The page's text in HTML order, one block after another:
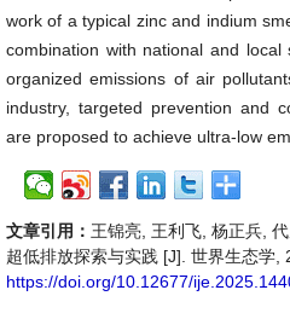
work of a typical zinc and indium
combination with national and
organized emissions of air
industry, targeted prevention and
are proposed to achieve ultra-low
文章引用： 王锦亮, 王利飞, 杨正兵,
超低排放探索与实践 [J]. 世界生态学,
https://doi.org/10.12677/